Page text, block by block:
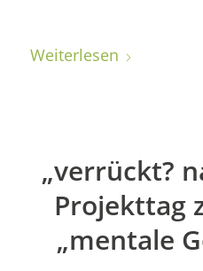
Weiterlesen
„verrückt?
Projekttag
„mentale